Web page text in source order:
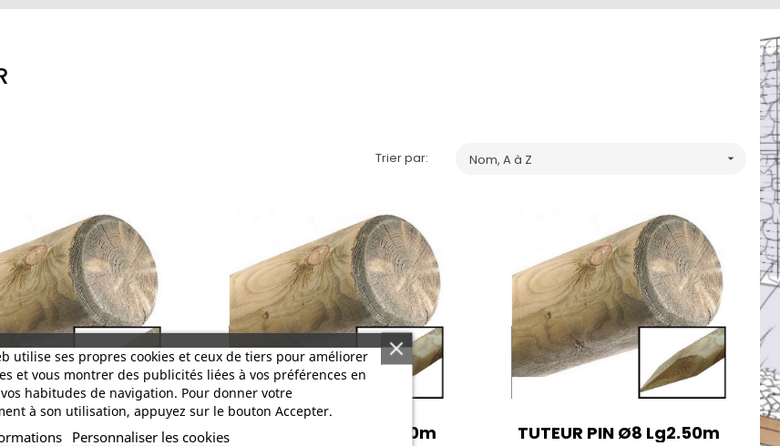
Trier par: Nom, A à Z 
PIN Ø6 Lg2.50m TUTEUR PIN Ø7 Lg2.50m TUTEUR PIN Ø8 Lg2.50m
utilise ses propres cookies et ceux de tiers pour améliorer
et vous montrer des publicités liées à vos préférences en
habitudes de navigation. Pour donner votre
à son utilisation, appuyez sur le bouton Accepter.
Personnaliser les cookies